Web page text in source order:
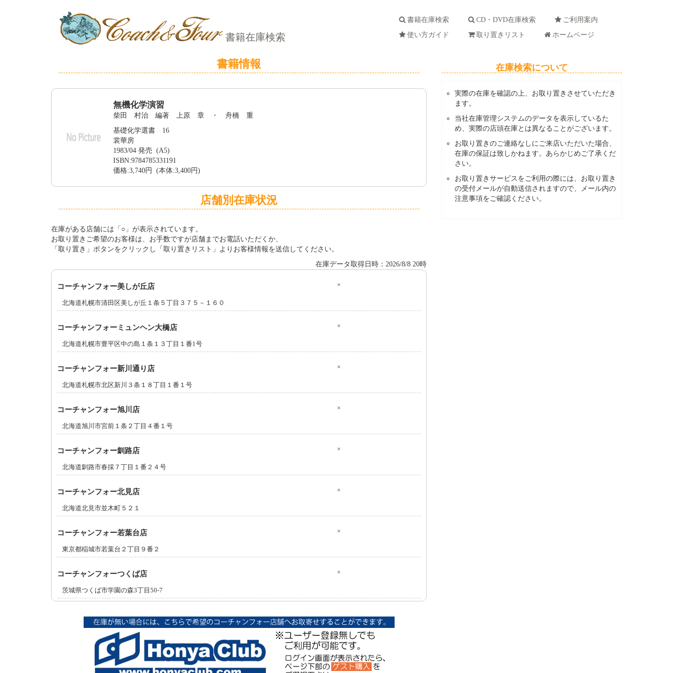
書籍在庫検索
書籍在庫検索 CD・DVD在庫検索
ご利用案内
使い方ガイド
取り置きリスト ホームページ
書籍情報
無機化学演習
柴田 村治 編著 上原 章 ・ 舟橋 重
基礎化学選書 16
裳華房
1983/04 発売 (A5)
ISBN:9784785331191
価格:3,740円 (本体:3,400円)
店舗別在庫状況
在庫がある店舗には「○」が表示されています。
お取り置きご希望のお客様は、お手数ですが店舗までお電話いただくか、
「取り置き」ボタンをクリックし「取り置きリスト」よりお客様情報を送信してください。
在庫データ取得日時：2026/8/8 20時
コーチャンフォー美しが丘店 ×
北海道札幌市清田区美しが丘１条５丁目３７５－１６０
コーチャンフォーミュンヘン大橋店 ×
北海道札幌市豊平区中の島１条１３丁目１番1号
コーチャンフォー新川通り店 ×
北海道札幌市北区新川３条１８丁目１番１号
コーチャンフォー旭川店 ×
北海道旭川市宮前１条２丁目４番１号
コーチャンフォー釧路店 ×
北海道釧路市春採７丁目１番２４号
コーチャンフォー北見店 ×
北海道北見市並木町５２１
コーチャンフォー若葉台店 ×
東京都稲城市若葉台２丁目９番２
コーチャンフォーつくば店 ×
茨城県つくば市学園の森3丁目50-7
在庫検索について
実際の在庫を確認の上、お取り置きさせていただき
ます。
当社在庫管理システムのデータを表示しているた
め、実際の店頭在庫とは異なることがございます。
お取り置きのご連絡なしにご来店いただいた場合、
在庫の保証は致しかねます。あらかじめご了承くだ
さい。
お取り置きサービスをご利用の際には、お取り置き
の受付メールが自動送信されますので、メール内の
注意事項をご確認ください。